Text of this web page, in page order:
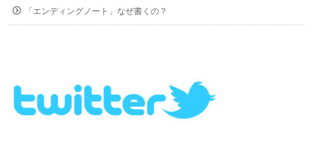
「エンディングノート」なぜ書くの？